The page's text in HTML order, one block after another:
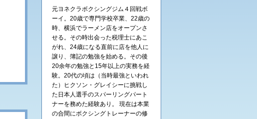
元ヨネクラボクシングジム４回戦ボ
ーイ。20歳で専門学校卒業、22歳の
時、横浜でラーメン店をオープンさ
せる。その時出会った税理士にあこ
がれ、24歳になる直前に店を他人に
譲り、簿記の勉強を始める。その後
20余年の勉強と15年以上の実務を経
験。20代の頃は（当時最強といわれ
た）ヒクソン・グレイシーに挑戦し
た日本人選手のスパーリングパート
ナーを務めた経験あり。 現在は本業
の合間にボクシングトレーナーの修